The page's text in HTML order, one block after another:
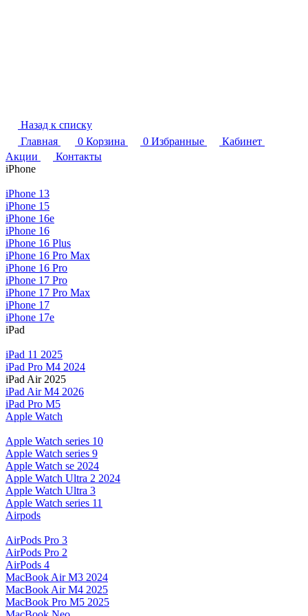
Назад к списку
Главная
0 Корзина 0 Избранные
Кабинет
Акции
Контакты
iPhone
iPhone 13
iPhone 15
iPhone 16e
iPhone 16
iPhone 16 Plus
iPhone 16 Pro Max
iPhone 16 Pro
iPhone 17 Pro
iPhone 17 Pro Max
iPhone 17
iPhone 17e
iPad
iPad 11 2025
iPad Pro M4 2024
iPad Air 2025
iPad Air M4 2026
iPad Pro M5
Apple Watch
Apple Watch series 10
Apple Watch series 9
Apple Watch se 2024
Apple Watch Ultra 2 2024
Apple Watch Ultra 3
Apple Watch series 11
Airpods
AirPods Pro 3
AirPods Pro 2
AirPods 4
MacBook Air M3 2024
MacBook Air M4 2025
MacBook Pro M5 2025